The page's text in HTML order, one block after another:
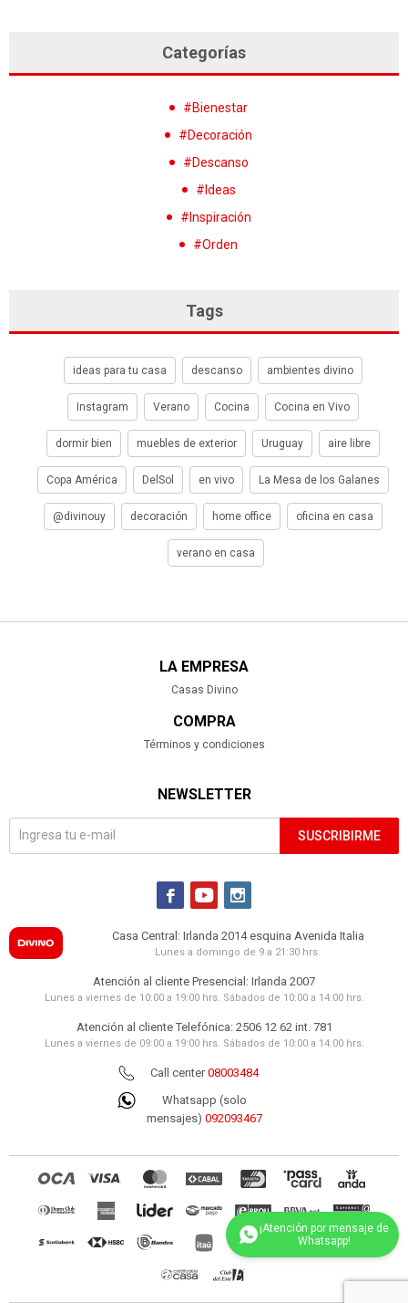
Categorías
#Bienestar
#Decoración
#Descanso
#Ideas
#Inspiración
#Orden
Tags
ideas para tu casa descanso ambientes divino
Instagram Verano Cocina Cocina en Vivo
dormir bien muebles de exterior Uruguay aire libre
Copa América DelSol en vivo La Mesa de los Galanes
@divinouy decoración home office oficina en casa
verano en casa
LA EMPRESA
Casas Divino
COMPRA
Términos y condiciones
NEWSLETTER
SUSCRIBIRME
  
Casa Central: Irlanda 2014 esquina Avenida Italia
Lunes a domingo de 9 a 21:30 hrs.
Atención al cliente Presencial: Irlanda 2007
Lunes a viernes de 10:00 a 19:00 hrs. Sábados de 10:00 a 14:00 hrs.
Atención al cliente Telefónica: 2506 12 62 int. 781
Lunes a viernes de 09:00 a 19:00 hrs. Sábados de 10:00 a 14:00 hrs.
Call center08003484
Whatsapp (solo
mensajes) 092093467